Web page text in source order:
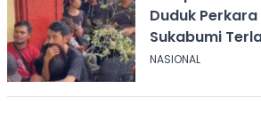
Duduk Perkara
Sukabumi
Kalimantan
NASIONAL